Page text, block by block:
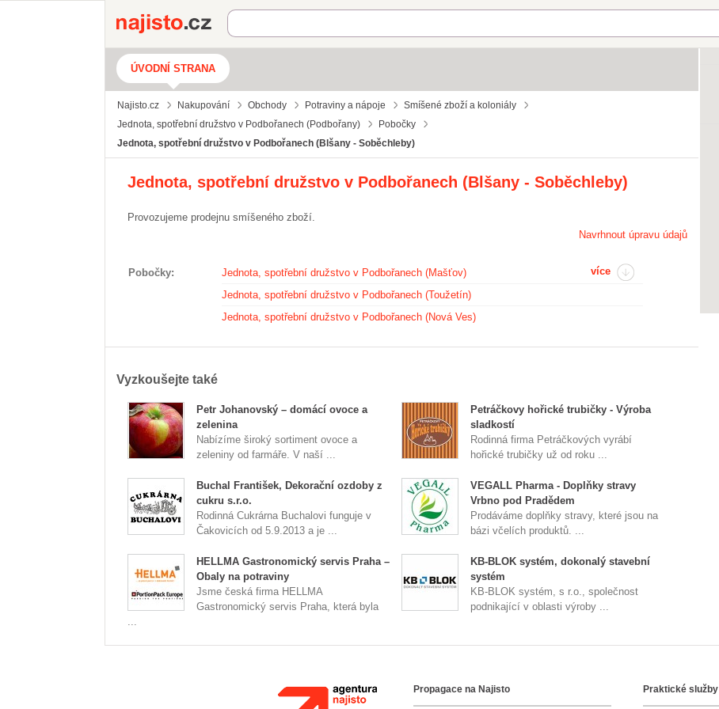
Najisto.cz
ÚVODNÍ STRANA
Najisto.cz Nakupování Obchody Potraviny a nápoje
Smíšené zboží a koloniály
Jednota, spotřební družstvo v Podbořanech (Podbořany)
Pobočky
Jednota, spotřební družstvo v Podbořanech (Blšany - Soběchleby)
Jednota, spotřební družstvo v Podbořanech (Blšany - Soběchleby)
Provozujeme prodejnu smíšeného zboží.
Navrhnout úpravu údajů
Pobočky
Jednota, spotřební družstvo v Podbořanech (Mašťov)
Jednota, spotřební družstvo v Podbořanech (Toužetín)
Jednota, spotřební družstvo v Podbořanech (Nová Ves)
více
Vyzkoušejte také
Petr Johanovský – domácí ovoce a
zelenina
Nabízíme široký sortiment ovoce a
zeleniny od farmáře. V naší ...
Petráčkovy hořické trubičky - Výroba
sladkostí
Rodinná firma Petráčkových vyrábí
hořické trubičky už od roku ...
Buchal František, Dekorační ozdoby z
cukru s.r.o.
Rodinná Cukrárna Buchalovi funguje v
Čakovicích od 5.9.2013 a je ...
VEGALL Pharma - Doplňky stravy
Vrbno pod Pradědem
Prodáváme doplňky stravy, které jsou na
bázi včelích produktů. ...
HELLMA Gastronomický servis Praha –
Obaly na potraviny
Jsme česká firma HELLMA
Gastronomický servis Praha, která byla
...
KB-BLOK systém, dokonalý stavební
systém
KB-BLOK systém, s r.o., společnost
podnikající v oblasti výroby ...
Agentura NajistoPropagace na Najisto Praktické služby